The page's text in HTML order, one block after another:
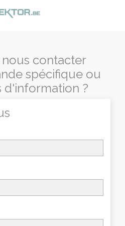
contacter
spécifique ou
d'information ?